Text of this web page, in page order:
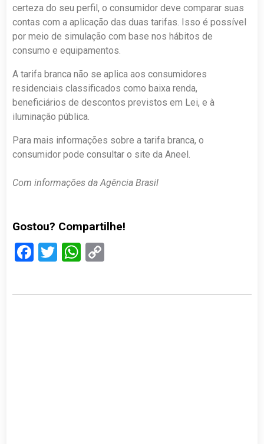
certeza do seu perfil, o consumidor deve comparar suas
contas com a aplicação das duas tarifas. Isso é possível
por meio de simulação com base nos hábitos de
consumo e equipamentos.
A tarifa branca não se aplica aos consumidores
residenciais classificados como baixa renda,
beneficiários de descontos previstos em Lei, e à
iluminação pública.
Para mais informações sobre a tarifa branca, o
consumidor pode consultar o site da Aneel.
Com informações da Agência Brasil
Gostou? Compartilhe!
Facebook
TwitterWhatsApp